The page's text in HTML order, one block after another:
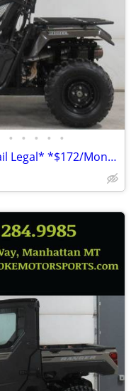
• • • • •
2020 Honda Pioneer 500 *50" Trail Legal* *$172/Month OAC $0 Down*